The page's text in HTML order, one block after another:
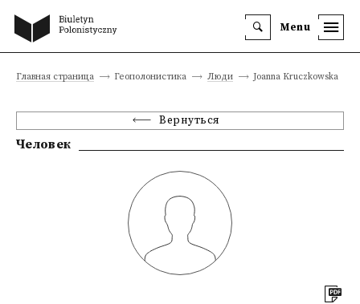
Menu
Главная страница Геополонистика Люди Joanna Kruczkowska
Вернуться
Человек